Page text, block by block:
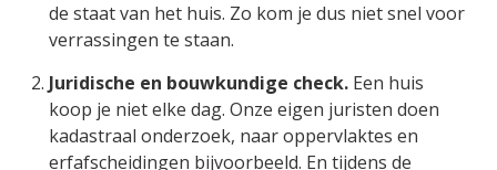
de staat van het huis. Zo kom je dus niet snel voor
verrassingen te staan.
Juridische en bouwkundige check. Een huis
koop je niet elke dag. Onze eigen juristen doen
kadastraal onderzoek, naar oppervlaktes en
erfafscheidingen bijvoorbeeld. En tijdens de